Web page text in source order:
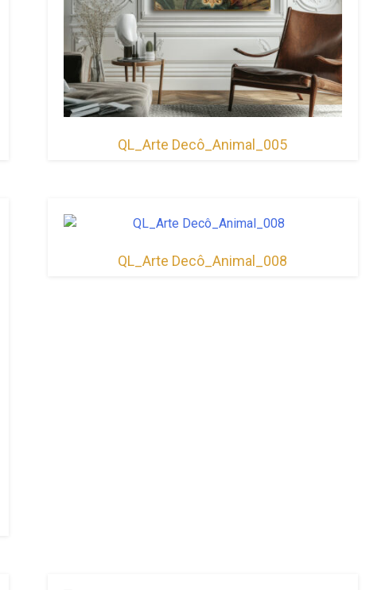
QL_Arte Decô_Animal_005
QL_Arte Decô_Animal_008